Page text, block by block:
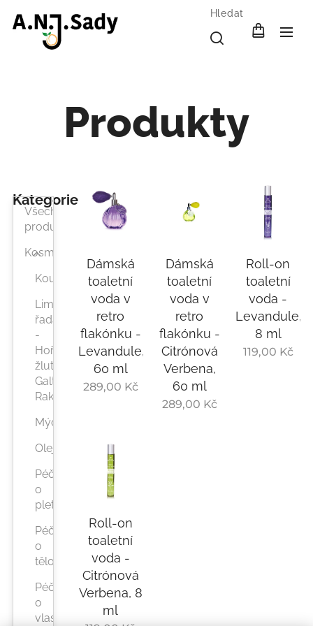
Hledat
Produkty
Kategorie
Všechny
produkty
Kosmetika
Koupel
Limitovaná
řada
-
Hořec
žlutý
Galtür
Rakousko
Mýdla
Oleje
Péče
o
pleť
Péče
o
tělo
Péče
o
vlasy
Dámská
toaletní
voda v
retro
flakónku -
Levandule,
60 ml
289,00 Kč
Dámská
toaletní
voda v
retro
flakónku -
Citrónová
Verbena,
60 ml
289,00 Kč
Roll-on
toaletní
voda -
Levandule,
8 ml
119,00 Kč
Roll-on
toaletní
voda -
Citrónová
Verbena, 8
ml